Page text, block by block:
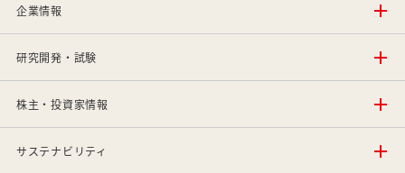
企業情報
研究開発・試験
株主・投資家情報
サステナビリティ